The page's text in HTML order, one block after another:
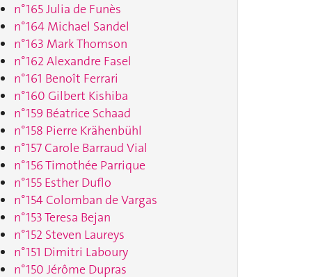
n°165 Julia de Funès
n°164 Michael Sandel
n°163 Mark Thomson
n°162 Alexandre Fasel
n°161 Benoît Ferrari
n°160 Gilbert Kishiba
n°159 Béatrice Schaad
n°158 Pierre Krähenbühl
n°157 Carole Barraud Vial
n°156 Timothée Parrique
n°155 Esther Duflo
n°154 Colomban de Vargas
n°153 Teresa Bejan
n°152 Steven Laureys
n°151 Dimitri Laboury
n°150 Jérôme Dupras